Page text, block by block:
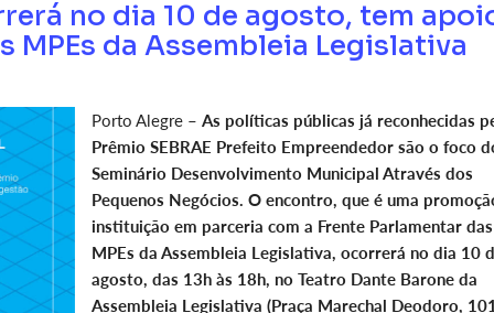
no dia 10 de agosto, tem
MPEs da Assembleia Legislativa
Porto Alegre – As políticas públicas já reconhecidas
Prêmio SEBRAE Prefeito Empreendedor são o foco
Seminário Desenvolvimento Municipal Através dos
Pequenos Negócios. O encontro, que é uma
instituição em parceria com a Frente Parlamentar das
MPEs da Assembleia Legislativa, ocorrerá no dia 10
agosto, das 13h às 18h, no Teatro Dante Barone da
Assembleia Legislativa (Praça Marechal Deodoro,